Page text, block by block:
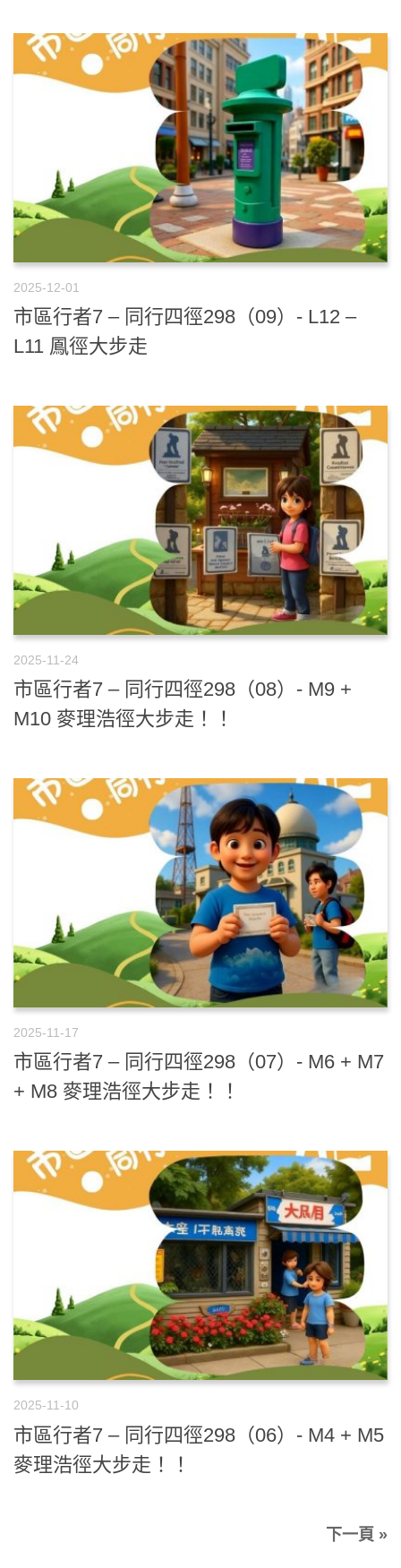
2025-12-01
市區行者7 – 同行四徑298（09）- L12 –
L11 鳳徑大步走
2025-11-24
市區行者7 – 同行四徑298（08）- M9 +
M10 麥理浩徑大步走！！
2025-11-17
市區行者7 – 同行四徑298（07）- M6 + M7
+ M8 麥理浩徑大步走！！
2025-11-10
市區行者7 – 同行四徑298（06）- M4 + M5
麥理浩徑大步走！！
下一頁 »